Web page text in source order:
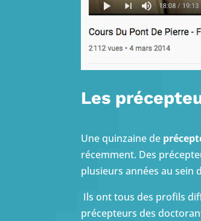
Les
Une quinzaine de
récemment. Des
plusieurs années au sein
Ils ont tous des profils
précepteurs des